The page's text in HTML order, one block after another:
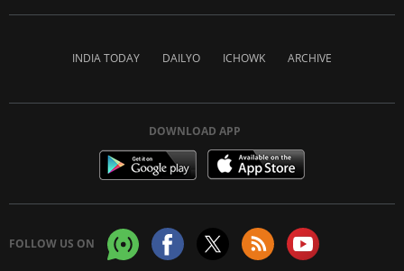
INDIA TODAY DAILYO ICHOWK ARCHIVE
DOWNLOAD APP
FOLLOW US ON